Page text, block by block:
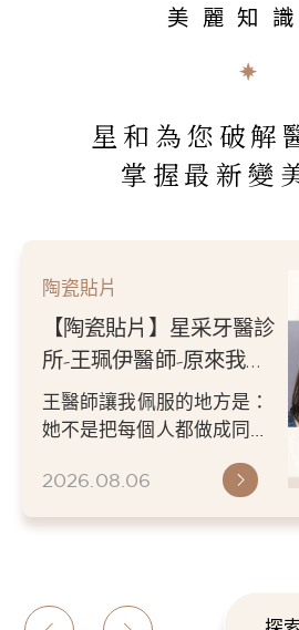
美麗知
星和為您破解
掌握最新變
陶瓷貼片
【陶瓷貼片】星采牙醫診
所-王珮伊醫師-原來我的
不愛笑，只是不喜歡自己
原本的牙齒
王醫師讓我佩服的地方是：
她不是把每個人都做成同一
更適合自己的樣子。 現...
2026.08.06